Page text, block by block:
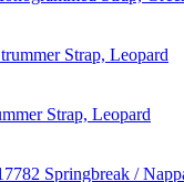
Strap, Leopard